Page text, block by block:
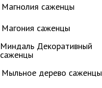
Магнолия саженцы
Магония саженцы
Миндаль Декоративный
саженцы
Мыльное дерево саженцы